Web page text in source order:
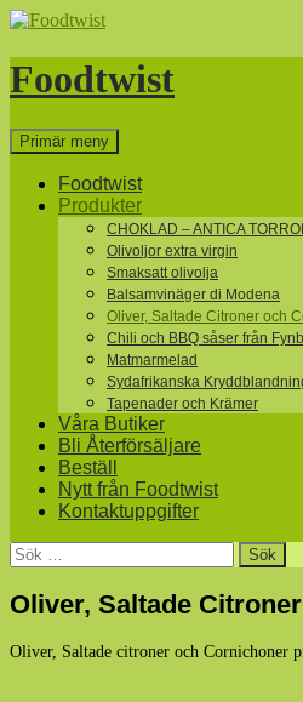
Hoppa
innehåll
Foodtwist
Sök
Primär meny
Foodtwist
Produkter
CHOKLAD – ANTICA
Olivoljor extra virgin
Smaksatt olivolja
Balsamvinäger di Modena
Oliver, Saltade Citroner och
Chili och BBQ såser från
Matmarmelad
Sydafrikanska
Tapenader och Krämer
Våra Butiker
Bli Återförsäljare
Beställ
Nytt från Foodtwist
Kontaktuppgifter
Sök
efter:
Oliver, Saltade
Oliver, Saltade citroner och Cornichoner